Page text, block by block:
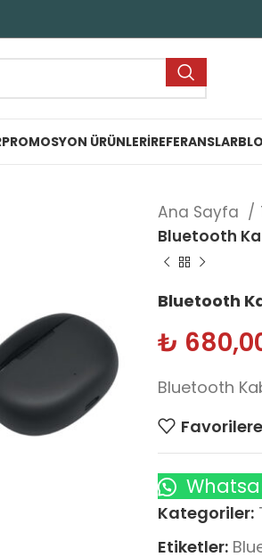
PROMOSYON ÜRÜNLERIREFERANSLAR
Ana Sayfa
Bluetooth
Bluetooth
₺
Bluetooth
Kategoriler:
Etiketler: